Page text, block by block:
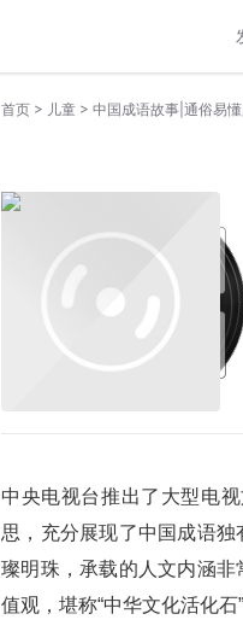
首页 > 儿童 > 中国成语故事|通俗易
中央电视台推出了大型电
思，充分展现了中国成语
璨明珠，承载的人文内涵
值观，堪称“中华文化活化